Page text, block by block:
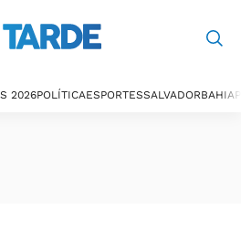
2026POLÍTICAESPORTESSALVADORBAHIA